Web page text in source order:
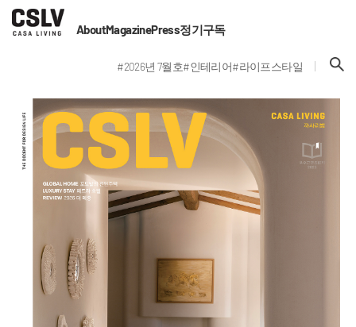
AboutMagazinePress정기구독
#2026년 7월호#인테리어#라이프스타일